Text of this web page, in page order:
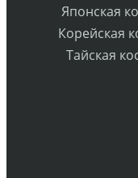
Японская
Корейская
Тайская